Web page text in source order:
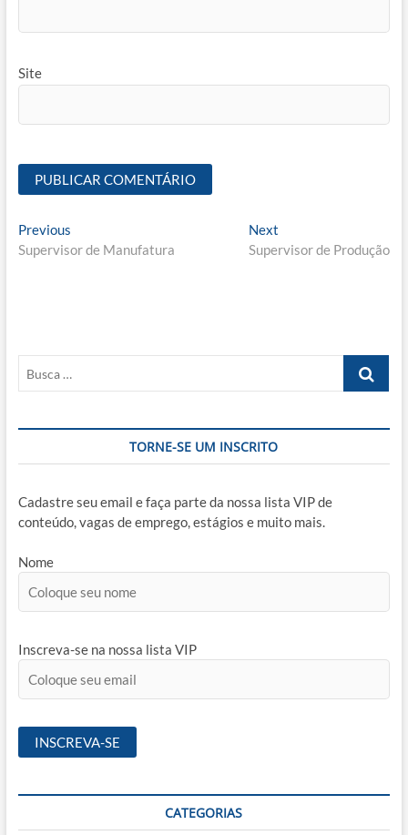
Site
Navegação
de
PreviousPrevious
post:
Supervisor de Manufatura
Next
post:
Supervisor de Produção
Busca
TORNE-SE UM INSCRITO
Cadastre seu email e faça parte da nossa lista VIP de
conteúdo, vagas de emprego, estágios e muito mais.
Nome
Inscreva-se na nossa lista VIP
CATEGORIAS